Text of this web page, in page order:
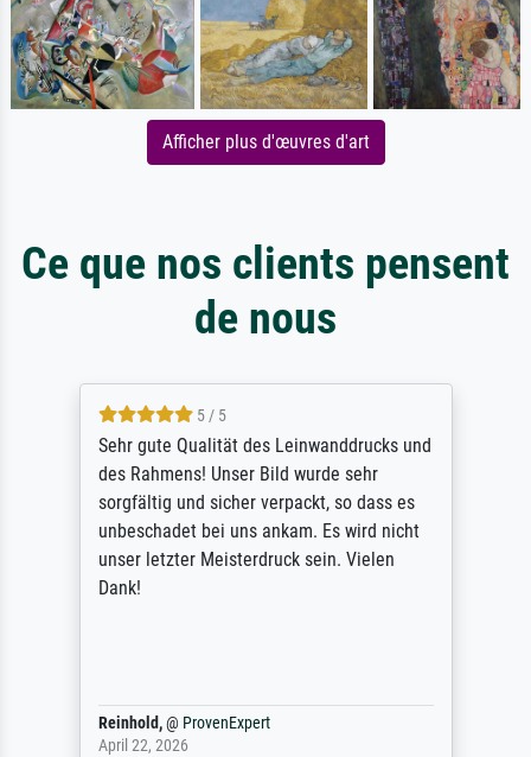
Afficher plus d'œuvres d'art
Ce que nos clients pensent
de nous
5 / 5
Sehr gute Qualität des Leinwanddrucks und
des Rahmens! Unser Bild wurde sehr
sorgfältig und sicher verpackt, so dass es
unbeschadet bei uns ankam. Es wird nicht
unser letzter Meisterdruck sein. Vielen
Dank!
Reinhold,@ ProvenExpert
April 22, 2026